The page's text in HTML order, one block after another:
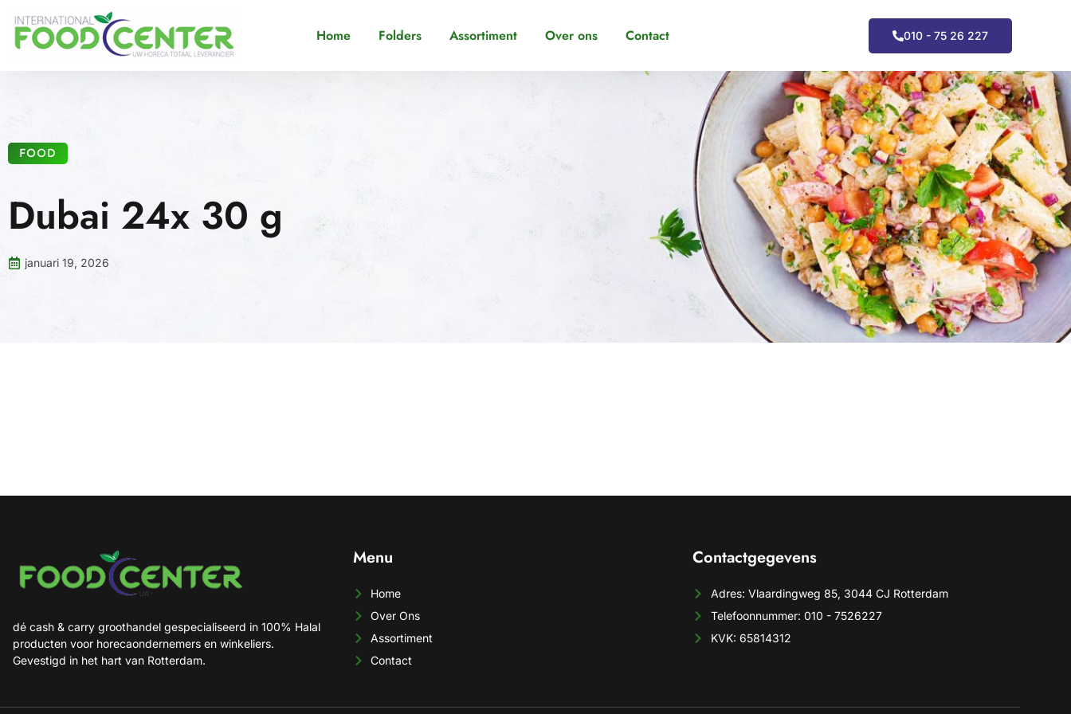
Home Folders Assortiment Over ons Contact 010 - 75 26 227
FOOD
Dubai 24x 30 g
januari 19, 2026
dé cash & carry groothandel gespecialiseerd in 100% Halal
producten voor horecaondernemers en winkeliers.
Gevestigd in het hart van Rotterdam.
Menu
Home
Over Ons
Assortiment
Contact
Contactgegevens
Adres: Vlaardingweg 85, 3044 CJ Rotterdam
Telefoonnummer: 010 - 7526227
KVK: 65814312